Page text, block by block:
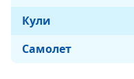
Кули
Самолет